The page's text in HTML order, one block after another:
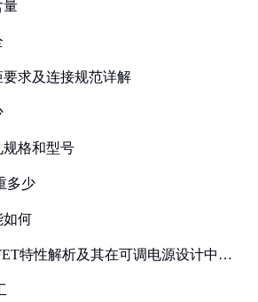
量
求及连接规范详解
格和型号
多少
如何
特性解析及其在可调电源设计中的